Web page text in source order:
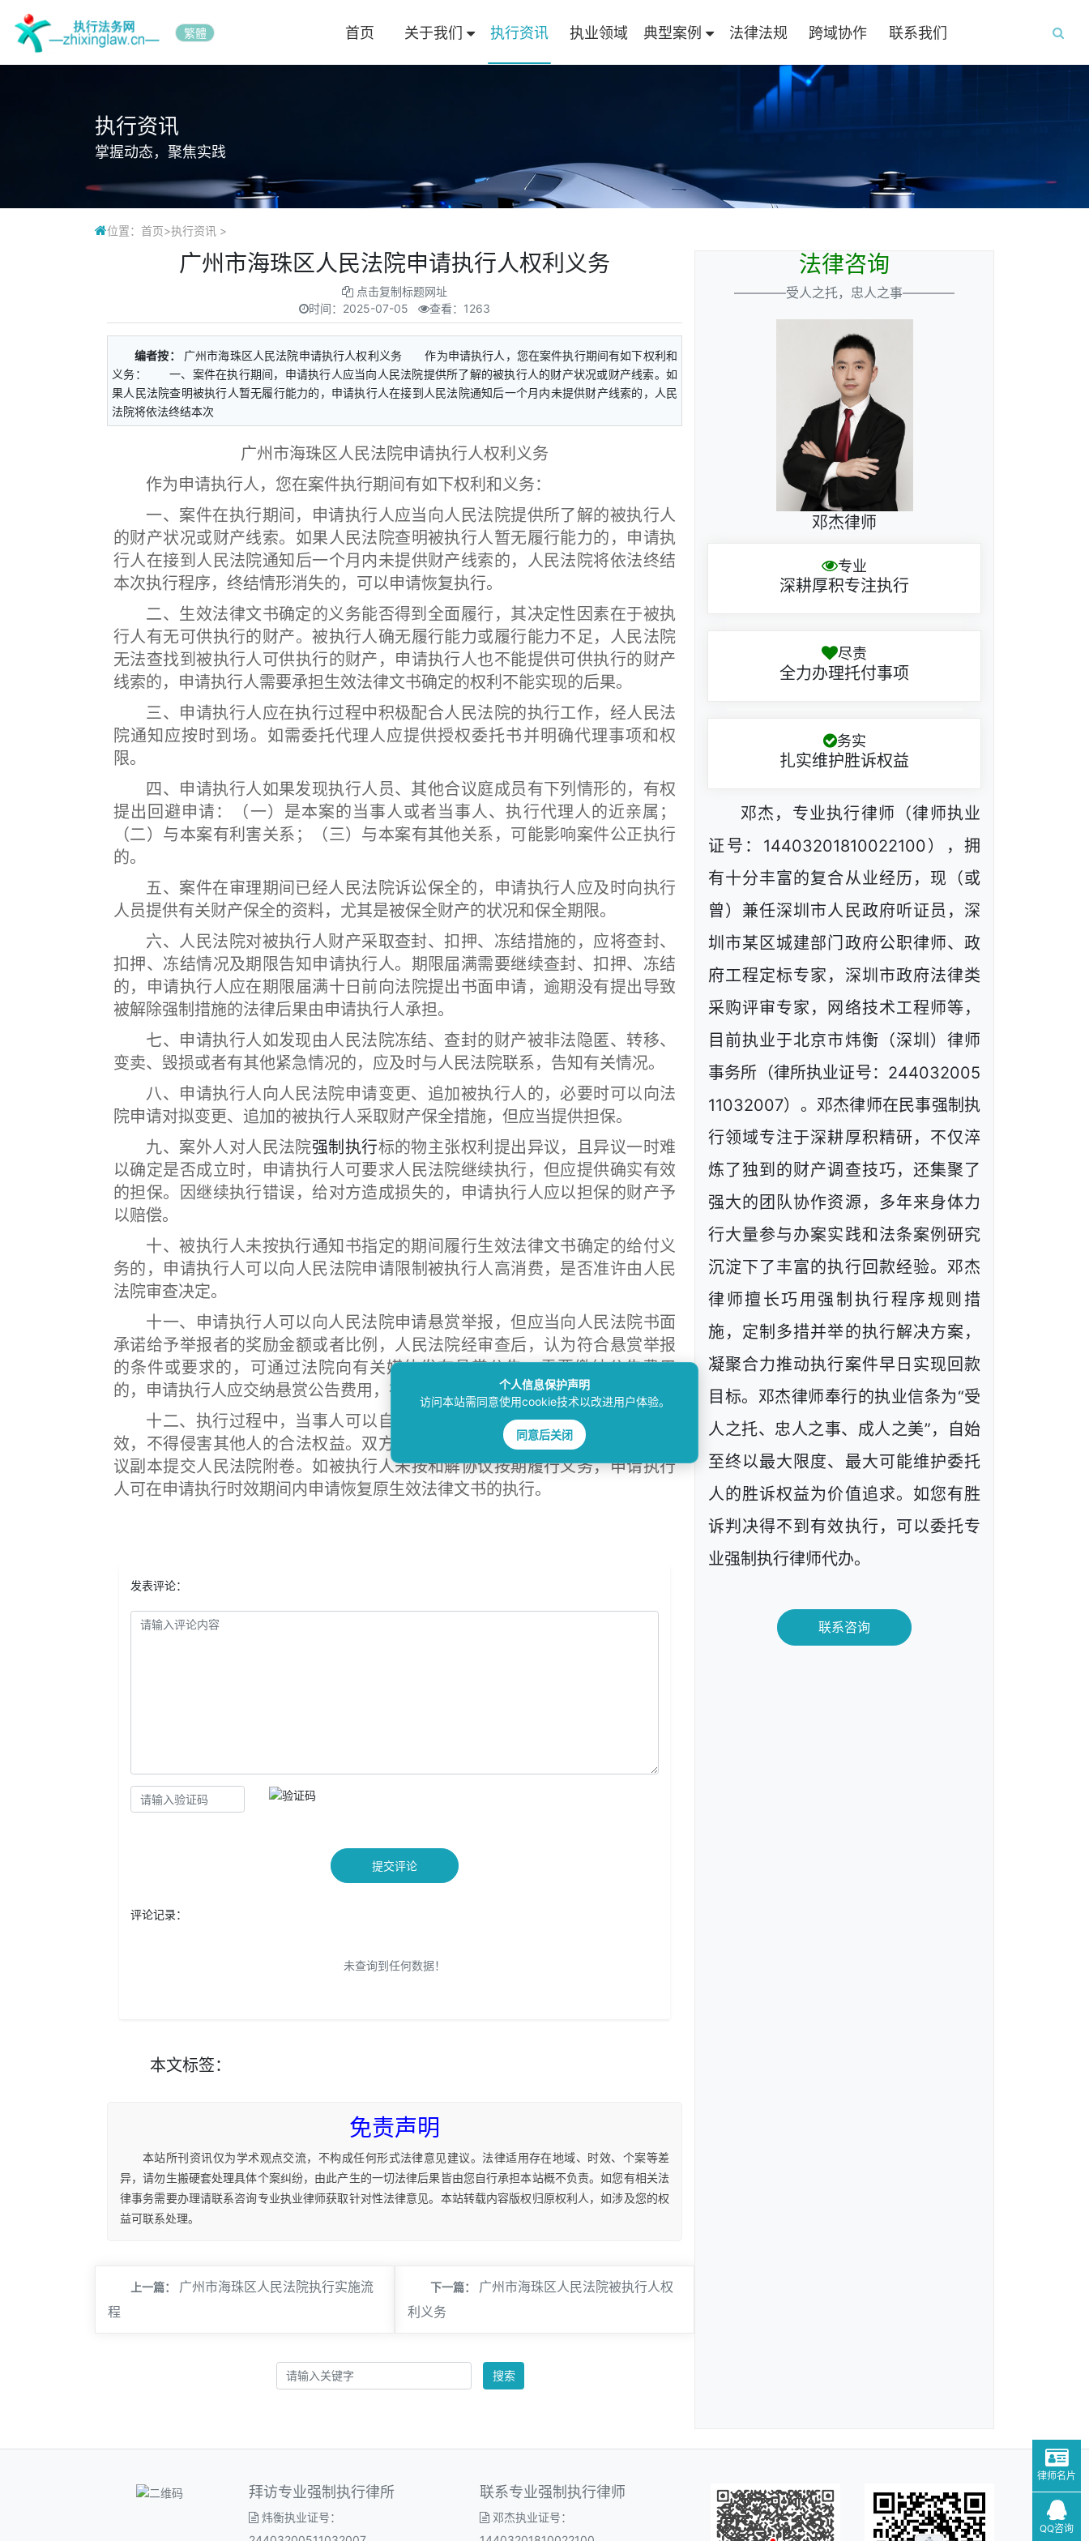
繁體 首页 关于我们 执行资讯 执业领域 典型案例 法律法规 跨域协作 联系我们
执行资讯
掌握动态，聚焦实践
位置： 首页>执行资讯 >
广州市海珠区人民法院申请执行人权利义务
点击复制标题网址
时间： 2025-07-05 查看：1263
编者按：
广州市海珠区人民法院申请执行人权利义务 作为申请执行人，您在案件执行期间有如下权利和
义务： 一、案件在执行期间，申请执行人应当向人民法院提供所了解的被执行人的财产状况或财产线索。如
果人民法院查明被执行人暂无履行能力的，申请执行人在接到人民法院通知后一个月内未提供财产线索的，人民
法院将依法终结本次
广州市海珠区人民法院申请执行人权利义务
作为申请执行人，您在案件执行期间有如下权利和义务：
一、案件在执行期间，申请执行人应当向人民法院提供所了解的被执行人
的财产状况或财产线索。如果人民法院查明被执行人暂无履行能力的，申请执
行人在接到人民法院通知后一个月内未提供财产线索的，人民法院将依法终结
本次执行程序，终结情形消失的，可以申请恢复执行。
二、生效法律文书确定的义务能否得到全面履行，其决定性因素在于被执
行人有无可供执行的财产。被执行人确无履行能力或履行能力不足，人民法院
无法查找到被执行人可供执行的财产，申请执行人也不能提供可供执行的财产
线索的，申请执行人需要承担生效法律文书确定的权利不能实现的后果。
三、申请执行人应在执行过程中积极配合人民法院的执行工作，经人民法
院通知应按时到场。如需委托代理人应提供授权委托书并明确代理事项和权
限。
四、申请执行人如果发现执行人员、其他合议庭成员有下列情形的，有权
提出回避申请：（一）是本案的当事人或者当事人、执行代理人的近亲属；
（二）与本案有利害关系；（三）与本案有其他关系，可能影响案件公正执行
的。
五、案件在审理期间已经人民法院诉讼保全的，申请执行人应及时向执行
人员提供有关财产保全的资料，尤其是被保全财产的状况和保全期限。
六、人民法院对被执行人财产采取查封、扣押、冻结措施的，应将查封、
扣押、冻结情况及期限告知申请执行人。期限届满需要继续查封、扣押、冻结
的，申请执行人应在期限届满十日前向法院提出书面申请，逾期没有提出导致
被解除强制措施的法律后果由申请执行人承担。
七、申请执行人如发现由人民法院冻结、查封的财产被非法隐匿、转移、
变卖、毁损或者有其他紧急情况的，应及时与人民法院联系，告知有关情况。
八、申请执行人向人民法院申请变更、追加被执行人的，必要时可以向法
院申请对拟变更、追加的被执行人采取财产保全措施，但应当提供担保。
九、案外人对人民法院强制执行标的物主张权利提出异议，且异议一时难
以确定是否成立时，申请执行人可要求人民法院继续执行，但应提供确实有效
的担保。因继续执行错误，给对方造成损失的，申请执行人应以担保的财产予
以赔偿。
十、被执行人未按执行通知书指定的期间履行生效法律文书确定的给付义
务的，申请执行人可以向人民法院申请限制被执行人高消费，是否准许由人民
法院审查决定。
十一、申请执行人可以向人民法院申请悬赏举报，但应当向人民法院书面
承诺给予举报者的奖励金额或者比例，人民法院经审查后，认为符合悬赏举报
的条件或要求的，可通过法院向有关媒体发布悬赏公告。需要缴纳公告费用
的，申请执行人应交纳悬赏公告费用，在本网站公告的除外。
十二、执行过程中，当事人可以自愿达成和解协议，和解协议必须合法有
效，不得侵害其他人的合法权益。双方应采取书面形式订立和解协议，并将协
议副本提交人民法院附卷。如被执行人未按和解协议按期履行义务，申请执行
人可在申请执行时效期间内申请恢复原生效法律文书的执行。
发表评论：
提交评论
评论记录：
未查询到任何数据！
本文标签：
免责声明
本站所刊资讯仅为学术观点交流，不构成任何形式法律意见建议。法律适用存在地域、时效、个案等差
异，请勿生搬硬套处理具体个案纠纷，由此产生的一切法律后果皆由您自行承担本站概不负责。如您有相关法
律事务需要办理请联系咨询专业执业律师获取针对性法律意见。本站转载内容版权归原权利人，如涉及您的权
益可联系处理。
上一篇：
广州市海珠区人民法院执行实施流
程
下一篇：
广州市海珠区人民法院被执行人权
利义务
搜索
法律咨询
————受人之托，忠人之事————
邓杰律师
专业
深耕厚积专注执行
尽责
全力办理托付事项
务实
扎实维护胜诉权益
邓杰，专业执行律师（律师执业
证号：14403201810022100），拥
有十分丰富的复合从业经历，现（或
曾）兼任深圳市人民政府听证员，深
圳市某区城建部门政府公职律师、政
府工程定标专家，深圳市政府法律类
采购评审专家，网络技术工程师等，
目前执业于北京市炜衡（深圳）律师
事务所（律所执业证号：244032005
11032007）。邓杰律师在民事强制执
行领域专注于深耕厚积精研，不仅淬
炼了独到的财产调查技巧，还集聚了
强大的团队协作资源，多年来身体力
行大量参与办案实践和法条案例研究
沉淀下了丰富的执行回款经验。邓杰
律师擅长巧用强制执行程序规则措
施，定制多措并举的执行解决方案，
凝聚合力推动执行案件早日实现回款
目标。邓杰律师奉行的执业信条为“受
人之托、忠人之事、成人之美”，自始
至终以最大限度、最大可能维护委托
人的胜诉权益为价值追求。如您有胜
诉判决得不到有效执行，可以委托专
业强制执行律师代办。
联系咨询
拜访专业强制执行律所
炜衡执业证号：
联系专业强制执行律师
邓杰执业证号：
律师名片
QQ咨询
个人信息保护声明
访问本站需同意使用cookie技术以改进用户体验。
同意后关闭